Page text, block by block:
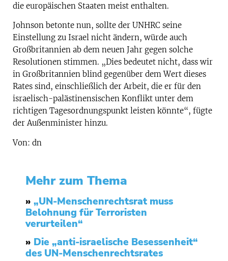
die europäischen Staaten meist enthalten.
Johnson betonte nun, sollte der UNHRC seine
Einstellung zu Israel nicht ändern, würde auch
Großbritannien ab dem neuen Jahr gegen solche
Resolutionen stimmen. „Dies bedeutet nicht, dass wir
in Großbritannien blind gegenüber dem Wert dieses
Rates sind, einschließlich der Arbeit, die er für den
israelisch-palästinensischen Konflikt unter dem
richtigen Tagesordnungspunkt leisten könnte“, fügte
der Außenminister hinzu.
Von: dn
Mehr zum Thema
» „UN-Menschenrechtsrat muss
Belohnung für Terroristen
verurteilen“
» Die „anti-israelische Besessenheit“
des UN-Menschenrechtsrates